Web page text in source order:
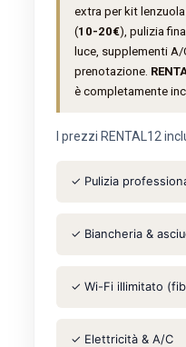
extra per kit lenzuola
(10-20€), pulizia
luce, supplementi
prenotazione.
è completamente
I prezzi RENTAL12
✓ Pulizia
✓ Biancheria &
✓ Wi-Fi illimitato
✓ Elettricità & A/C